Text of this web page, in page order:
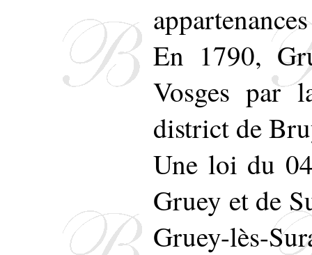
En 1790,
Vosges par
district de
Une loi du
Gruey et de
Gruey-lès-